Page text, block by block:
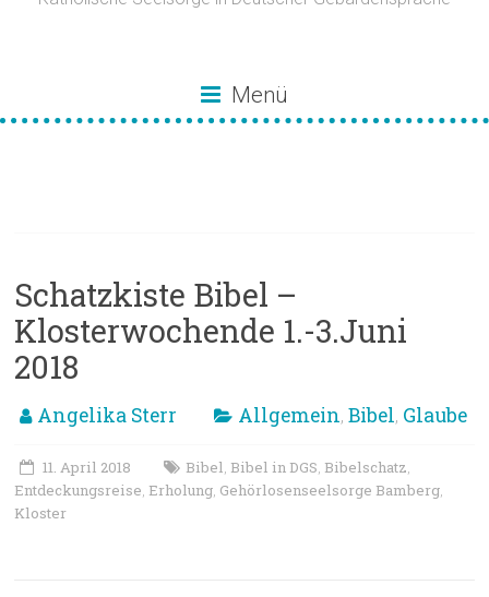
Menü
Schatzkiste Bibel –
Klosterwochende 1.-3.Juni
2018
Angelika Sterr Allgemein,Bibel, Glaube
11. April 2018 Bibel, Bibel in DGS, Bibelschatz,
Entdeckungsreise, Erholung, Gehörlosenseelsorge Bamberg,
Kloster